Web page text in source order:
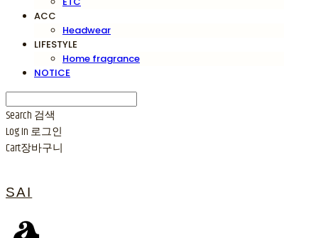
ACC
Headwear
LIFESTYLE
Home fragrance
NOTICE
Search 검색
Log In 로그인
Cart장바구니
SAI